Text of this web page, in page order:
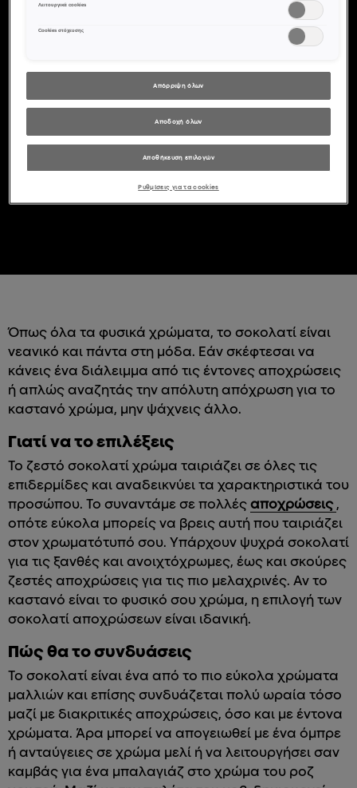
ΜΑΛΛΙΆ: Η ΖΕΣΤΉ
ΚΑΙ ΦΥΣΙΚΉ
ΕΠΙΛΟΓΉ
Όπως όλα τα φυσικά χρώματα, το σοκολατί είναι
νεανικό και πάντα στη μόδα. Εάν σκέφτεσαι να
κάνεις ένα διάλειμμα από τις έντονες αποχρώσεις
ή απλώς αναζητάς την απόλυτη απόχρωση για το
καστανό χρώμα, μην ψάχνεις άλλο.
Γιατί να το επιλέξεις
Το ζεστό σοκολατί χρώμα ταιριάζει σε όλες τις
επιδερμίδες και αναδεικνύει τα χαρακτηριστικά του
προσώπου. Το συναντάμε σε πολλές αποχρώσεις ,
οπότε εύκολα μπορείς να βρεις αυτή που ταιριάζει
στον χρωματότυπό σου. Υπάρχουν ψυχρά σοκολατί
για τις ξανθές και ανοιχτόχρωμες, έως και σκούρες
ζεστές αποχρώσεις για τις πιο μελαχρινές. Αν το
καστανό είναι το φυσικό σου χρώμα, η επιλογή των
σοκολατί αποχρώσεων είναι ιδανική.
Πώς θα το συνδυάσεις
Το σοκολατί είναι ένα από το πιο εύκολα χρώματα
μαλλιών και επίσης συνδυάζεται πολύ ωραία τόσο
μαζί με διακριτικές αποχρώσεις, όσο και με έντονα
χρώματα. Άρα μπορεί να απογειωθεί με ένα όμπρε
ή ανταύγειες σε χρώμα μελί ή να λειτουργήσει σαν
καμβάς για ένα μπαλαγιάζ στο χρώμα του ροζ
Λειτουργικά cookies
Cookies στόχευσης
Απόρριψη όλων
Αποδοχή όλων
Αποθήκευση επιλογών
Ρυθμίσεις για τα cookies